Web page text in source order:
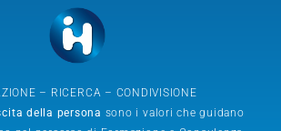
– RICERCA – CONDIVISIONE
della persona sono i valori che guidano